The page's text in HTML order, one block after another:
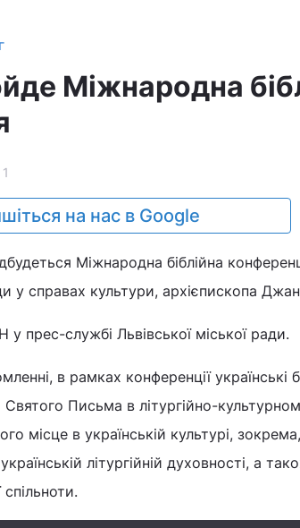
Міжнародна
1
на нас в Google
Міжнародна біблійна
у справах культури, архієпископа
прес-службі Львівської міської ради.
в рамках конференції українські
Письма в літургійно-
місце в українській культурі,
літургійній духовності, а